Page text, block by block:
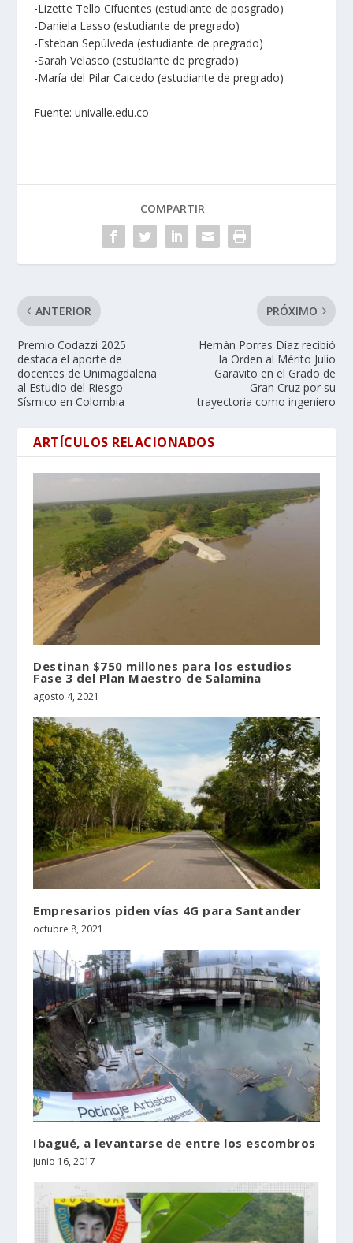
-Lizette Tello Cifuentes (estudiante de posgrado)
-Daniela Lasso (estudiante de pregrado)
-Esteban Sepúlveda (estudiante de pregrado)
-Sarah Velasco (estudiante de pregrado)
-María del Pilar Caicedo (estudiante de pregrado)
Fuente: univalle.edu.co
COMPARTIR
ANTERIOR
Premio Codazzi 2025
destaca el aporte de
docentes de Unimagdalena
al Estudio del Riesgo
Sísmico en Colombia
PRÓXIMO
Hernán Porras Díaz recibió
la Orden al Mérito Julio
Garavito en el Grado de
Gran Cruz por su
trayectoria como ingeniero
ARTÍCULOS RELACIONADOS
Destinan $750 millones para los estudios
Fase 3 del Plan Maestro de Salamina
agosto 4, 2021
Empresarios piden vías 4G para Santander
octubre 8, 2021
Ibagué, a levantarse de entre los escombros
junio 16, 2017